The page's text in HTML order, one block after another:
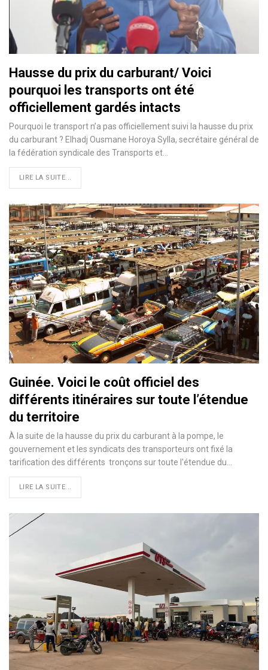
Hausse du prix du carburant/ Voici
pourquoi les transports ont été
officiellement gardés intacts
Pourquoi le transport n’a pas officiellement suivi la hausse du prix
du carburant ? Elhadj Ousmane Horoya Sylla, secrétaire général de
la fédération syndicale des Transports et…
LIRE LA SUITE...
Guinée. Voici le coût officiel des
différents itinéraires sur toute l’étendue
du territoire
À la suite de la hausse du prix du carburant à la pompe, le
gouvernement et les syndicats des transporteurs ont fixé la
tarification des différents tronçons sur toute l'étendue du…
LIRE LA SUITE...